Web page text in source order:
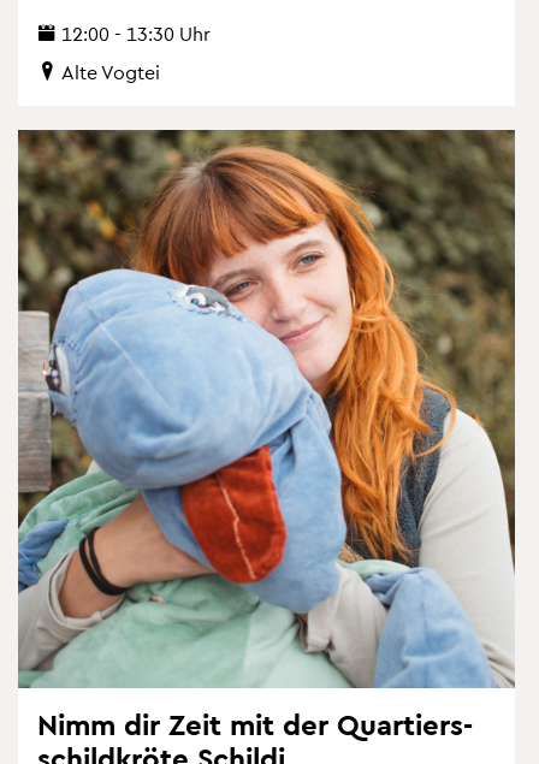
12:00 - 13:30 Uhr
Alte Vog­tei
Nimm dir Zeit mit der Quar­tiers­